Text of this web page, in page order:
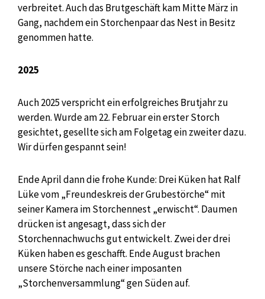
verbreitet. Auch das Brutgeschäft kam Mitte März in
Gang, nachdem ein Storchenpaar das Nest in Besitz
genommen hatte.
2025
Auch 2025 verspricht ein erfolgreiches Brutjahr zu
werden. Wurde am 22. Februar ein erster Storch
gesichtet, gesellte sich am Folgetag ein zweiter dazu.
Wir dürfen gespannt sein!
Ende April dann die frohe Kunde: Drei Küken hat Ralf
Lüke vom „Freundeskreis der Grubestörche“ mit
seiner Kamera im Storchennest „erwischt“. Daumen
drücken ist angesagt, dass sich der
Storchennachwuchs gut entwickelt. Zwei der drei
Küken haben es geschafft. Ende August brachen
unsere Störche nach einer imposanten
„Storchenversammlung“ gen Süden auf.